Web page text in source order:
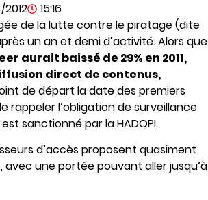
2012
15:16
de la lutte contre le piratage (dite
un an et demi d’activité. Alors que
aurait baissé de 29% en 2011,
direct de contenus,
de départ la date des premiers
rappeler l’obligation de surveillance
sanctionné par la HADOPI.
d’accès proposent quasiment
une portée pouvant aller jusqu’à